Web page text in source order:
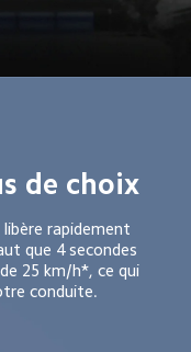
de choix
libère rapidement
que 4 secondes
25 km/h*, ce qui
conduite.